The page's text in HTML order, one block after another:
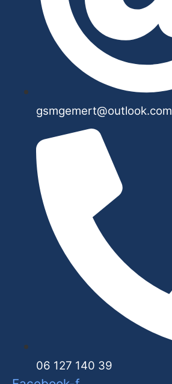
gsmgemert@outlook.com
06 127 140 39